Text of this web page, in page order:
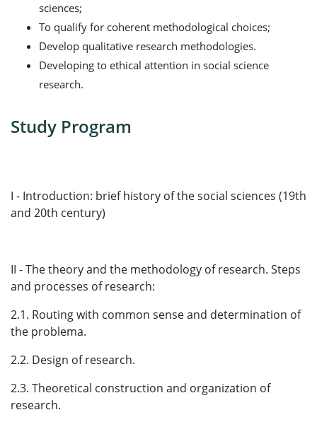
sciences;
To qualify for coherent methodological choices;
Develop qualitative research methodologies.
Developing to ethical attention in social science
research.
Study Program
I - Introduction: brief history of the social sciences (19th
and 20th century)
II - The theory and the methodology of research. Steps
and processes of research:
2.1. Routing with common sense and determination of
the problema.
2.2. Design of research.
2.3. Theoretical construction and organization of
research.